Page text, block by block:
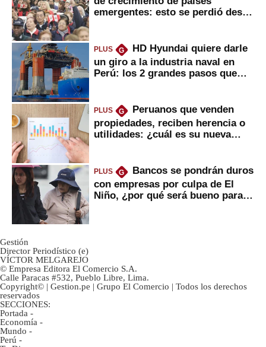
emergentes: esto se perdió desde
PLUS G
HD Hyundai quiere darle
un giro a la industria naval en
Perú: los 2 grandes pasos que
PLUS G
Peruanos que venden
propiedades, reciben herencia o
utilidades: ¿cuál es su nueva
PLUS G
Bancos se pondrán duros
con empresas por culpa de El
Niño, ¿por qué será bueno para
Gestión
Director Periodístico (e)
VÍCTOR MELGAREJO
© Empresa Editora El Comercio S.A.
Calle Paracas #532, Pueblo Libre, Lima.
Copyright© | Gestion.pe | Grupo El Comercio | Todos los derechos
reservados
SECCIONES:
Portada -
Economía -
Mundo -
Perú -